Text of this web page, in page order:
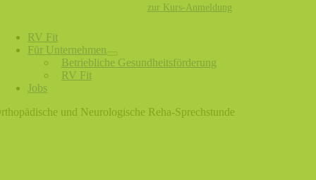
zur Kurs-Anmeldung
RV Fit
Für Unternehmen
Betriebliche Gesundheitsförderung
RV Fit
Jobs
und Neurologische Reha-Sprechstunde